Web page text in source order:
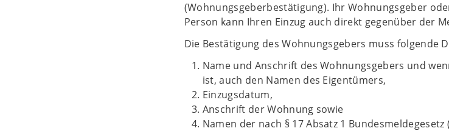
(Wohnungsgeberbestätigung). Ihr Wohnungsgeber
Person kann Ihren Einzug auch direkt gegenüber der
Die Bestätigung des Wohnungsgebers muss folgende
Name und Anschrift des Wohnungsgebers und
ist, auch den Namen des Eigentümers,
Einzugsdatum,
Anschrift der Wohnung sowie
Namen der nach § 17 Absatz 1